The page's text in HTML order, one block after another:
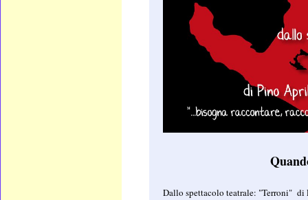
Dallo spettacolo teatrale: "Terroni" di